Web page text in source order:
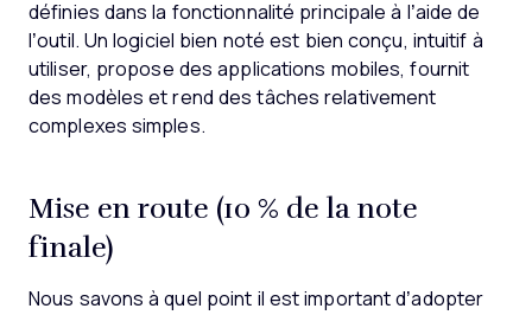
définies dans la fonctionnalité principale à l’aide de
l’outil. Un logiciel bien noté est bien conçu, intuitif à
utiliser, propose des applications mobiles, fournit
des modèles et rend des tâches relativement
complexes simples.
Mise en route (10 % de la note
finale)
Nous savons à quel point il est important d’adopter